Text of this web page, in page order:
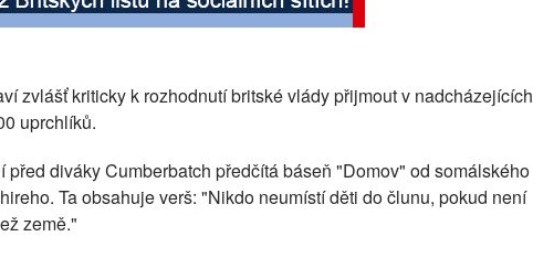
zvlášť kriticky k rozhodnutí britské vlády přijmout v nadcházejících
uprchlíků.
před diváky Cumberbatch předčítá báseň "Domov" od somálského
Ta obsahuje verš: "Nikdo neumístí děti do člunu, pokud není
země."